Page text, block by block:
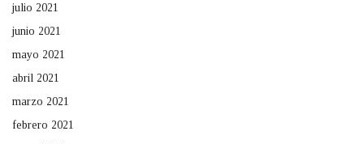
julio 2021
junio 2021
mayo 2021
abril 2021
marzo 2021
febrero 2021